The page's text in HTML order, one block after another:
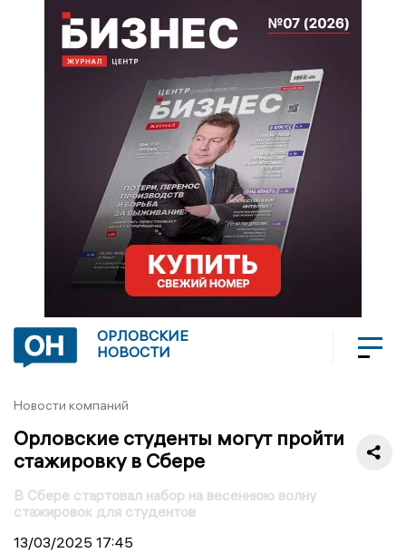
ОРЛОВСКИЕ
НОВОСТИ
Новости компаний
Орловские студенты могут пройти
стажировку в Сбере
В Сбере стартовал набор на весеннюю волну
стажировок для студентов
13/03/2025 17:45